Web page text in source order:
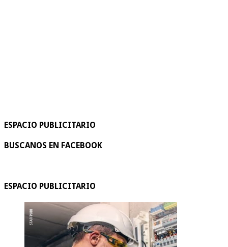
ESPACIO PUBLICITARIO
BUSCANOS EN FACEBOOK
ESPACIO PUBLICITARIO